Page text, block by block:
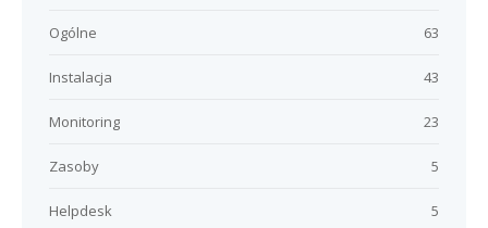
63
Ogólne
43
Instalacja
23
Monitoring
5
Zasoby
5
Helpdesk